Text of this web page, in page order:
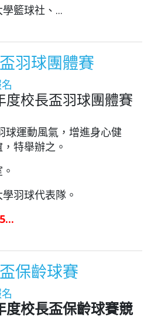
籃球社、...
羽球團體賽
校長盃羽球團體賽
運動風氣，增進身心健
特舉辦之。
羽球代表隊。
保齡球賽
度校長盃保齡球賽競